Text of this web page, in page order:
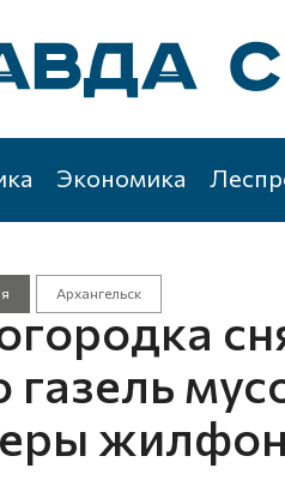
Экономика
Архангельск
газель